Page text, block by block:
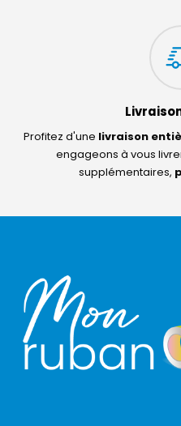
Profitez d'une livraison
engageons à vous
supplémentaires,